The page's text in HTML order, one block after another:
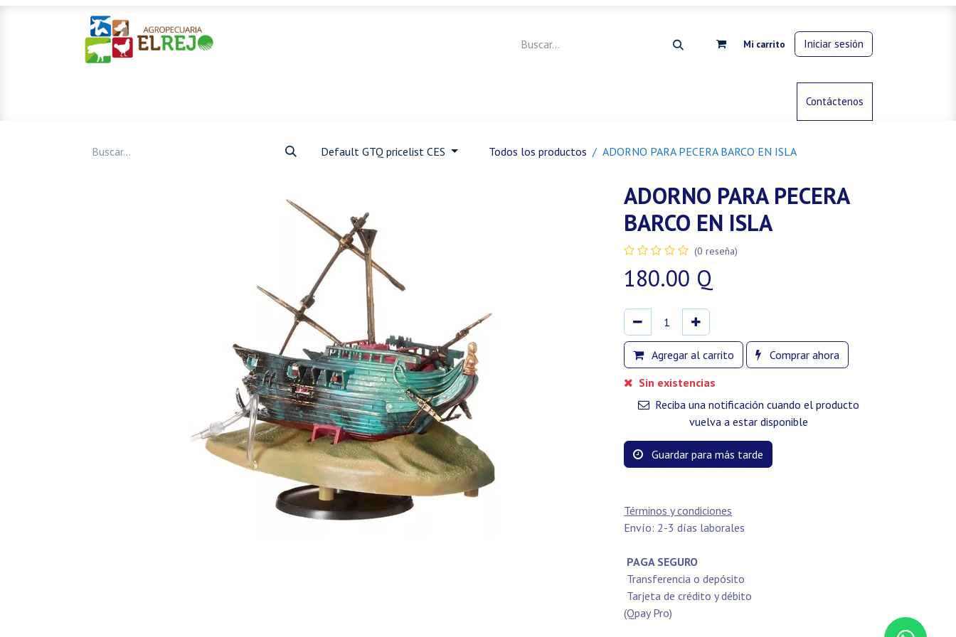
Mi carrito Iniciar sesión
Control de animalesContáctenos
Default GTQ pricelist CES Todos los productos ADORNO PARA PECERA BARCO EN ISLA
ADORNO PARA PECERA
BARCO EN ISLA
(0 reseña)
180.00 Q
Agregar al carrito
Comprar ahora
Sin existencias
Reciba una notificación cuando el producto
vuelva a estar disponible
Guardar para más tarde
Términos y condiciones
Envío: 2-3 días laborales
PAGA SEGURO
Transferencia o depósito
Tarjeta de crédito y débito
(Qpay Pro)